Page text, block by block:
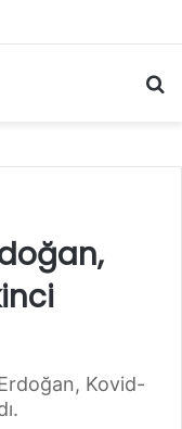
Vatan”
Kovid-